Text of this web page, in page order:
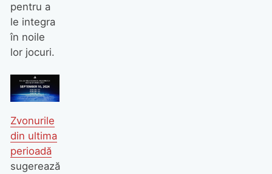
pentru a
le integra
în noile
lor jocuri.
Zvonurile
din ultima
perioadă
sugerează